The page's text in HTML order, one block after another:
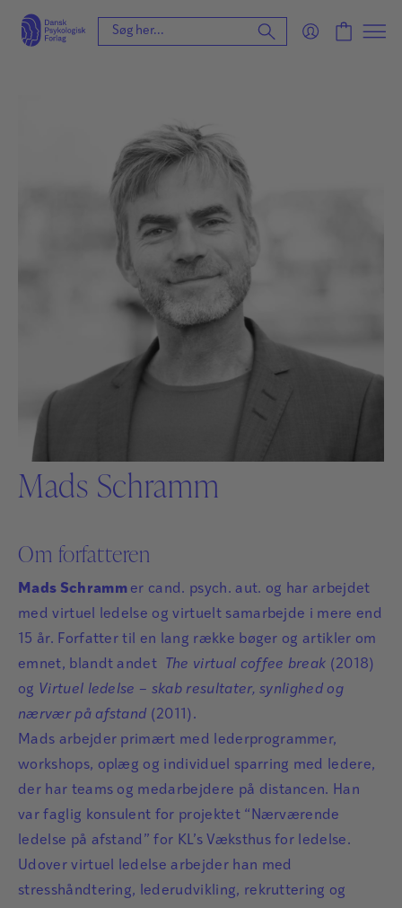
Mads Schramm
Om forfatteren
Mads Schramm er cand. psych. aut. og har arbejdet
med virtuel ledelse og virtuelt samarbejde i mere end
15 år. Forfatter til en lang række bøger og artikler om
emnet, blandt andet
The virtual coffee break (2018)
og Virtuel ledelse – skab resultater, synlighed og
nærvær på afstand (2011).
Mads arbejder primært med lederprogrammer,
workshops, oplæg og individuel sparring med ledere,
der har teams og medarbejdere på distancen. Han
var faglig konsulent for projektet “Nærværende
ledelse på afstand” for KL’s Væksthus for ledelse.
Udover virtuel ledelse arbejder han med
stresshåndtering, lederudvikling, rekruttering og